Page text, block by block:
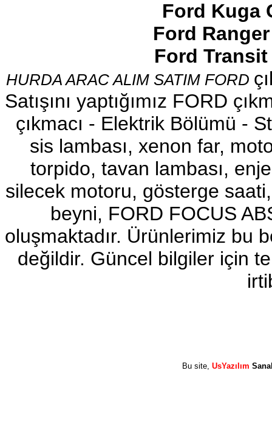
Ürün Kodu : 2017-2018 ford ranger sol
ayna
2017-2018 ford ranger sol
ayna
Ürün Kodu : 2017-2018 ford ranger abs
beyni
2017-2018 ford ranger abs
Ford Kuga
Ford
Ford Transit
HURDA ARAC ALIM SATIM FORD
Satışını yaptığımız FORD
çıkmacı - Elektrik Bölümü -
sis lambası, xenon far,
torpido, tavan lambası,
silecek motoru, gösterge
beyni, FORD FOCUS
oluşmaktadır. Ürünlerimiz bu
değildir. Güncel bilgiler için
Bu site, UsYazılım